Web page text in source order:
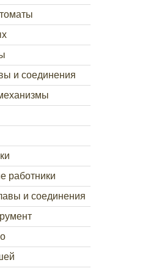
и соединения
работники
и соединения